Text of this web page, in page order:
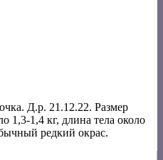
Д.р. 21.12.22. Размер
1,3-1,4 кг, длина тела около
редкий окрас.